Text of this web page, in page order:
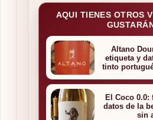
AQUI TIENES OTROS
Altano
etiqueta y
tinto
El Coco 0.0:
datos de la
sin